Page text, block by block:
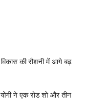
की रौशनी में आगे बढ़
ने एक रोड शो और तीन